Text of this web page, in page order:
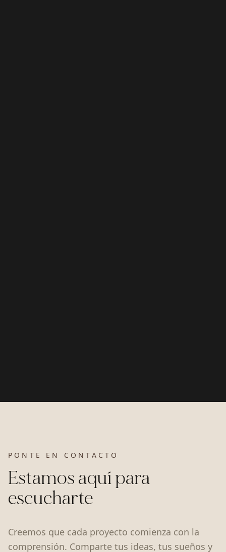
PONTE EN CONTACTO
Estamos aquí para
escucharte
Creemos que cada proyecto comienza con la
comprensión. Comparte tus ideas, tus sueños y